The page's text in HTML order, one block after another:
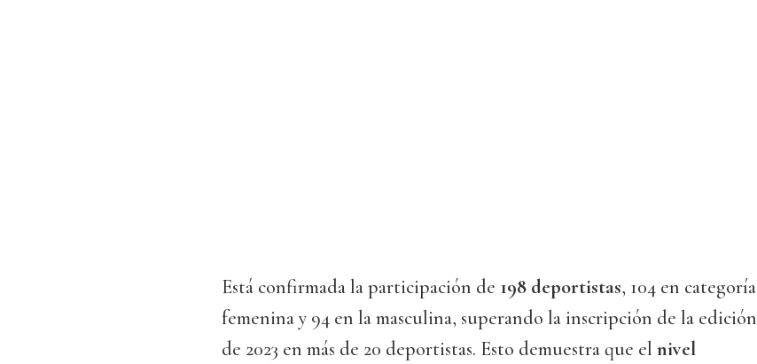
Está confirmada la participación de 198 deportistas, 104 en categoría
femenina y 94 en la masculina, superando la inscripción de la edición
de 2023 en más de 20 deportistas. Esto demuestra que el nivel